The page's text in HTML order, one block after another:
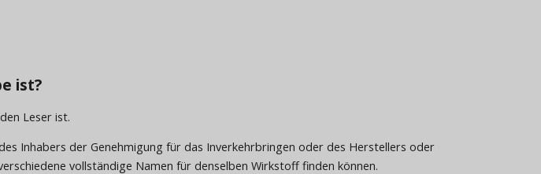
ist?
Leser ist.
Inhabers der Genehmigung für das Inverkehrbringen oder des Herstellers oder
vollständige Namen für denselben Wirkstoff finden können.